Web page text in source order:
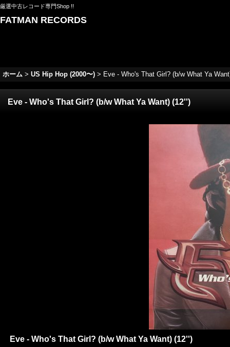
厳選中古レコード専門Shop !!
FATMAN RECORDS
ホーム > US Hip Hop (2000〜) > Eve - Who's That Girl? (b/w What Ya
Eve - Who's That Girl? (b/w What Ya Want) (12'')
Eve - Who's That Girl? (b/w What Ya Want) (12'')